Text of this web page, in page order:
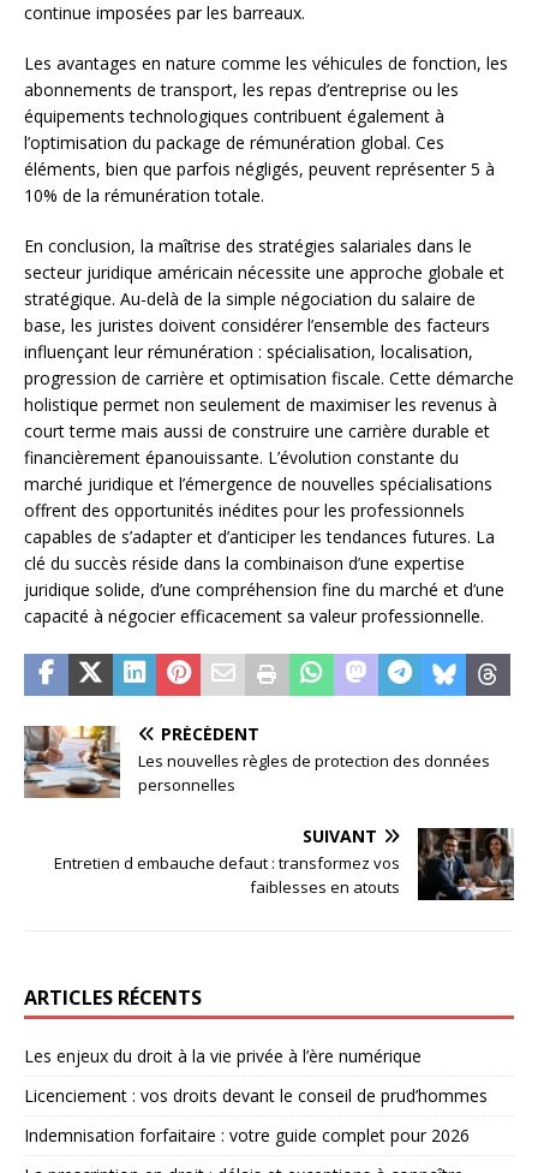
continue imposées par les barreaux.
Les avantages en nature comme les véhicules de fonction, les
abonnements de transport, les repas d’entreprise ou les
équipements technologiques contribuent également à
l’optimisation du package de rémunération global. Ces
éléments, bien que parfois négligés, peuvent représenter 5 à
10% de la rémunération totale.
En conclusion, la maîtrise des stratégies salariales dans le
secteur juridique américain nécessite une approche globale et
stratégique. Au-delà de la simple négociation du salaire de
base, les juristes doivent considérer l’ensemble des facteurs
influençant leur rémunération : spécialisation, localisation,
progression de carrière et optimisation fiscale. Cette démarche
holistique permet non seulement de maximiser les revenus à
court terme mais aussi de construire une carrière durable et
financièrement épanouissante. L’évolution constante du
marché juridique et l’émergence de nouvelles spécialisations
offrent des opportunités inédites pour les professionnels
capables de s’adapter et d’anticiper les tendances futures. La
clé du succès réside dans la combinaison d’une expertise
juridique solide, d’une compréhension fine du marché et d’une
capacité à négocier efficacement sa valeur professionnelle.
PRÉCÉDENT
Les nouvelles règles de protection des données
personnelles
SUIVANT
Entretien d embauche defaut : transformez vos
faiblesses en atouts
ARTICLES RÉCENTS
Les enjeux du droit à la vie privée à l’ère numérique
Licenciement : vos droits devant le conseil de prud’hommes
Indemnisation forfaitaire : votre guide complet pour 2026